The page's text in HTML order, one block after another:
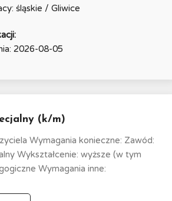
śląskie / Gliwice
2026-08-05
(k/m)
Wymagania konieczne: Zawód:
Wykształcenie: wyższe (w tym
Wymagania inne: